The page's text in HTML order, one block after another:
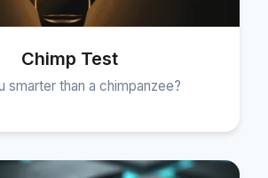
Chimp Test
smarter than a chimpanzee?